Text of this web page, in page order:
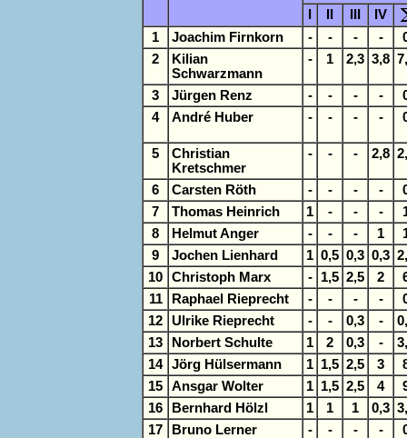
IV
1
Joachim Firnkorn - - - -
2
Kilian
Schwarzmann
- 1 2,3 3,8
3 Jürgen Renz - - - -
4
André Huber - - - -
5
Christian
Kretschmer
- - - 2,8
6 Carsten Röth - - - -
7
Thomas Heinrich 1 - - -
8
Helmut Anger - - - 1
9
Jochen Lienhard 1 0,5 0,3 0,3
10
Christoph Marx - 1,5 2,5 2
11
Raphael Rieprecht - - - -
12
Ulrike Rieprecht - - 0,3 -
13
Norbert Schulte 1 2 0,3 -
14
Jörg Hülsermann 1 1,5 2,5 3
15
Ansgar Wolter 1 1,5 2,5 4
16
Bernhard Hölzl 1 1 1 0,3
17
Bruno Lerner - - - -